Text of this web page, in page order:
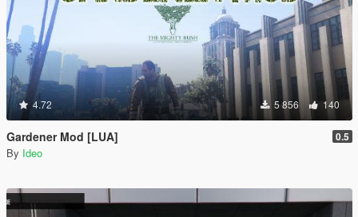
4.72 5 856 140
Gardener Mod [LUA] 0.5
By Ideo